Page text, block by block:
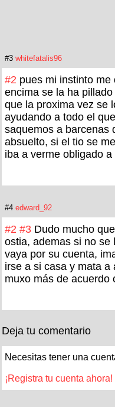
#3 whitefatalis96
#2 pues mi instinto
encima se la ha
que la proxima vez se
ayudando a todo el
saquemos a barcenas
absuelto, si el tio se
iba a verme obligado a
#4 edward_92
#2 #3 Dudo mucho
ostia, ademas si no se
vaya por su cuenta,
irse a si casa y mata
muxo más de acuerdo
Deja tu comentario
Necesitas tener una
¡Registra tu cuenta ahora!